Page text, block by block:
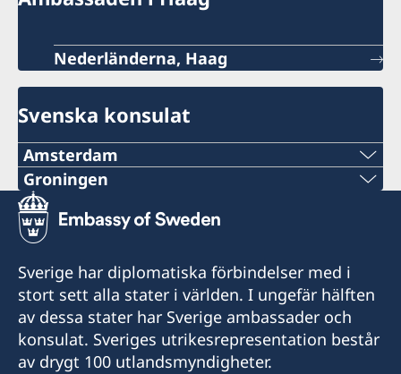
Nederländerna, Haag
Svenska konsulat
Amsterdam
Telefon:
020–800 35 80
Amsterdam@swedishconsulate.nl
Adress: De Entree 139-141, 1101 HE Amsterdam
Groningen
Telefon:
+31-(0)6-29 55 31 54
E-postadress:
hvb@commutatio.nl
Honorärkonsulatet befinner sig i International
Sverige har diplomatiska förbindelser med i
stort sett alla stater i världen. I ungefär hälften
av dessa stater har Sverige ambassader och
konsulat. Sveriges utrikesrepresentation består
av drygt 100 utlandsmyndigheter.